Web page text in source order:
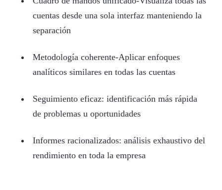
cuentas desde una sola interfaz manteniendo la
separación
Metodología coherente-Aplicar enfoques
analíticos similares en todas las cuentas
Seguimiento eficaz: identificación más rápida
de problemas u oportunidades
Informes racionalizados: análisis exhaustivo del
rendimiento en toda la empresa